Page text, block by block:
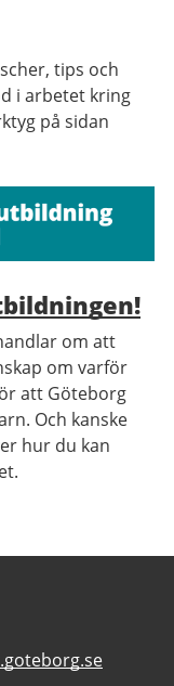
tips och
i arbetet kring
på sidan
om att
om varför
att Göteborg
Och kanske
hur du kan